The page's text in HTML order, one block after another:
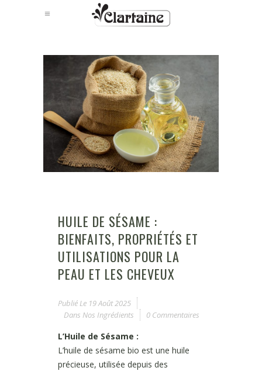
HUILE DE SÉSAME :
BIENFAITS, PROPRIÉTÉS ET
UTILISATIONS POUR LA
PEAU ET LES CHEVEUX
Publié Le 19 Août 2025
Dans Nos Ingrédients 0 Commentaires
L’Huile de Sésame :
L’huile de sésame bio est une huile
précieuse, utilisée depuis des